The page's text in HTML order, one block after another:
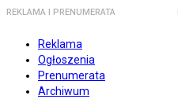
REKLAMA I PRENUMERATA
Reklama
Ogłoszenia
Prenumerata
Archiwum